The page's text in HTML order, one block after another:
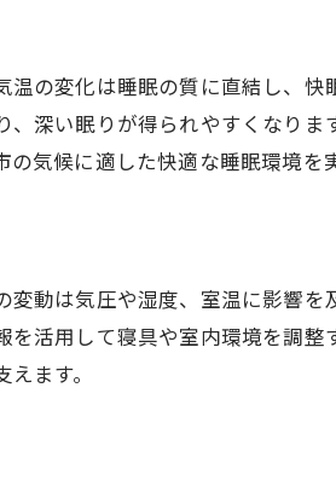
する睡眠の工夫
と睡眠のコツ
い快適な睡眠空間
ーティンの重要性
和歌山市の気象ポイント
睡眠環境づくり
の変化は睡眠の質に直結し、
深い眠りが得られやすくなり
気候に適した快適な睡眠環境を
動は気圧や湿度、室温に影響を
活用して寝具や室内環境を調
ます。